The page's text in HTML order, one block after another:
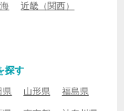
近畿（関西）
探す
県 山形県 福島県